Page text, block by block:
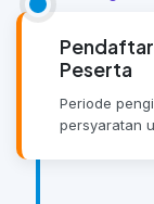
Peserta
Periode
persyaratan